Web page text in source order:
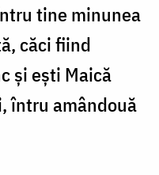
tine minunea
căci fiind
şi eşti Maică
întru amândouă